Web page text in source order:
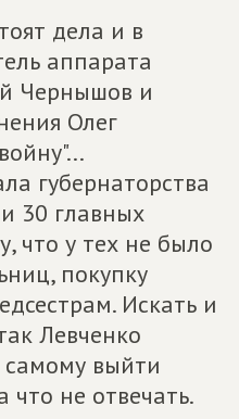
дела и в
аппарата
Чернышов и
Олег
губернаторства
30 главных
что у тех не было
покупку
Искать и
Левченко
самому выйти
что не отвечать.